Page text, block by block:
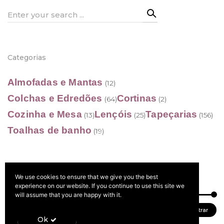
Search
Categorias
Almofadas e Mantas (12)
Colchas e Edredões (64)Cortinas (2)
Cozinha e Mesa (13)Lençóis (25)Tapeçarias (156)
Toalhas de banho (19)
Filtrar por preço
mínimo
máximo
Filtrar
We use cookies to ensure that we give you the best
experience on our website. If you continue to use this site we
will assume that you are happy with it.
Ok